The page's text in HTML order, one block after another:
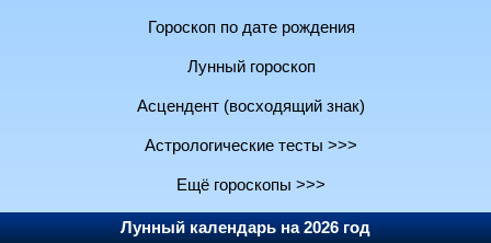
Гороскоп по дате рождения
Лунный гороскоп
Асцендент (восходящий знак)
Астрологические тесты >>>
Ещё гороскопы >>>
Лунный календарь на 2026 год